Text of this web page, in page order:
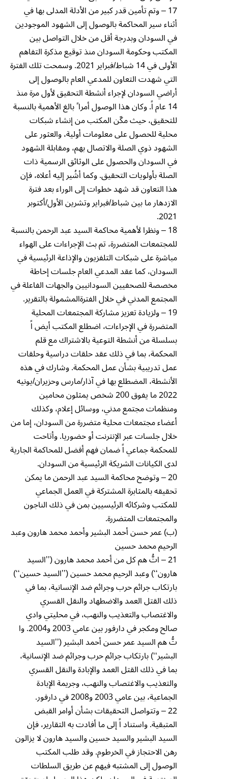
17 – وتم تأمين قدر كبير من الأدلة المدلى بها في
أثناء سير المحاكمة بالوصول إلى الشهود الموجودين
في السودان وبدرجة أقل من خلال التواصل بين
المكتب وحكومة السودان منذ توقيع مذكرة التفاهم
الأولى في 14 شباط/فبراير 2021. وسمحت تلك الفترة
التي شهدت التعاون للمدعي العام بالوصول إلى
أراضي السودان لإجراء أنشطة التحقيق لأول مرة منذ
14 عام اً. وكان هذا الوصول أمرا ً بالغ الأهمية بالنسبة
للتحقيق، حيث مكّن المكتب من إنشاء شبكات
محلية للحصول على معلومات أولية، والعثور على
الشهود ذوي الصلة والاتصال بهم، ومقابلة الشهود
في السودان والحصول على الوثائق الرسمية ذات
الصلة بأولويات التحقيق. وكما أشُير إليه أعلاه، فإن
هذا التعاون قد شهد خطوات إلى الوراء بعد فترة
الازدهار ما بين شباط/فبراير وتشرين الأول/أكتوبر
2021.
18 – ونظرا لأهمية محاكمة السيد عبد الرحمن بالنسبة
للمجتمعات المتضررة، تم بث الإجراءات على الهواء
مباشرة على شبكات التلفزيون والإذاعة الرئيسية في
السودان، كما عقد المدعي العام جلسات إحاطة
مخصصة للصحفيين السودانيين والجهات الفاعلة في
المجتمع المدني في خلال الفترةالمشمولة بالتقرير.
19 – ولزيادة تعزيز مشاركة المجتمعات المحلية
المتضررة في الإجراءات، اضطلع المكتب أيض اً
بسلسلة من أنشطة التوعية بالاشتراك مع قلم
المحكمة، بما في ذلك عقد حلقات دراسية وحلقات
عمل تدريبية بشأن عمل المحكمة. وشارك في هذه
الأنشطة، المضطلع بها في آذار/مارس وحزيران/يونيه
2022 ما يفوق 200 شخص يمثلون محامين
ومنظمات مجتمع مدني، ووسائل إعلام، وكذلك
أعضاء مجتمعات محلية متضررة من السودان، إما من
خلال جلسات عبر الإنترنت أو حضوريا. وأتاحت
للمحكمة جماعي اً ضمان فهم أفضل للمحاكمة الجارية
لدى الكيانات الشريكة الرئيسية من السودان.
20 – وتوضح محاكمة السيد عبد الرحمن ما يمكن
تحقيقه بالمثابرة المشتركة في العمل الجماعي
للمكتب وشركائه الرئيسيين بمن في ذلك الناجون
والمجتمعات المتضررة.
(ب) عمر حسن أحمد البشير وأحمد محمد هارون وعبد
الرحيم محمد حسين
21 – اتُّ هم كل من أحمد محمد هارون (’’السيد
هارون‘‘) وعبد الرحيم محمد حسين (’’السيد حسين‘‘)
بارتكاب جرائم حرب وجرائم ضد الإنسانية، بما في
ذلك القتل العمد والاضطهاد والنقل القسري
والاغتصاب والتعذيب والنهب، في محليتي وادي
صالح ومكجر في دارفور بين عامي 2003 و2004. وا
تُّ هم السيد عمر حسن أحمد البشير (’’السيد
البشير‘‘) بارتكاب جرائم حرب وجرائم ضد الإنسانية،
بما في ذلك القتل العمد والإبادة والنقل القسري
والتعذيب والاغتصاب والنهب، وجريمة الإبادة
الجماعية، بين عامي 2003 و2008 في دارفور.
22 – وتتواصل التحقيقات بشأن أوامر القبض
المتبقية. واستناد اً إلى ما أفادت به التقارير، فإن
السيد البشير والسيد حسين والسيد هارون لا يزالون
رهن الاحتجاز في الخرطوم. وقد طلب المكتب
الوصول إلى المشتبه فيهم عن طريق السلطات